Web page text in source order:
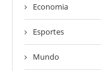
Economia
Esportes
Mundo